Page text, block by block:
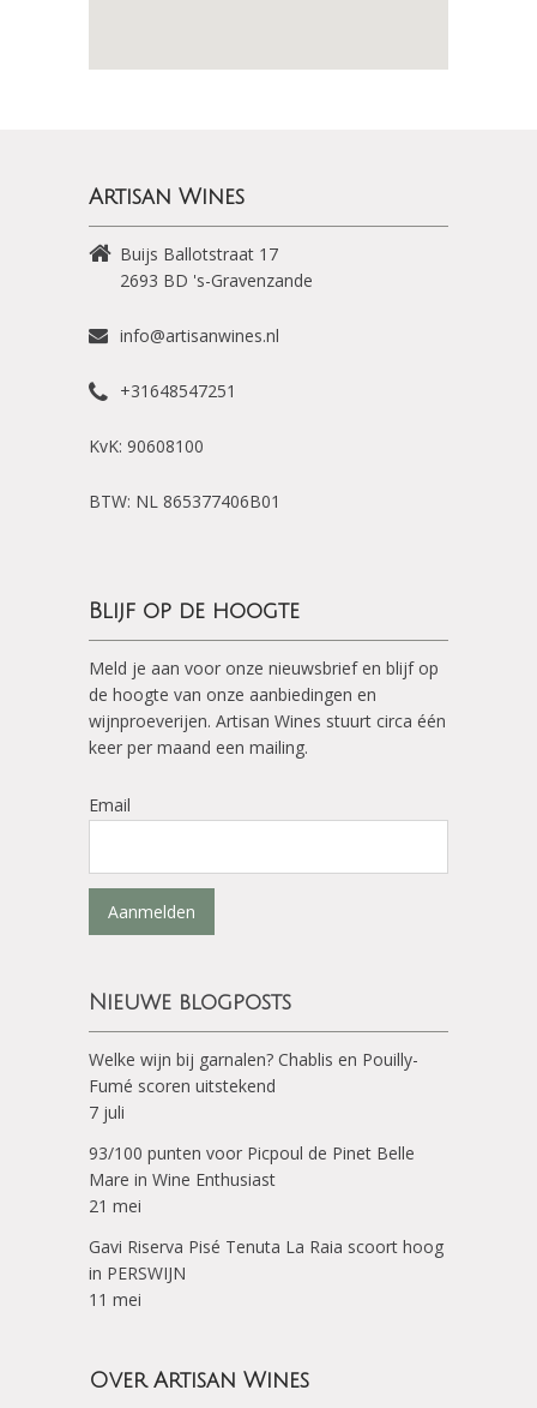
Artisan Wines
Buijs Ballotstraat 17
2693 BD 's-Gravenzande
info@artisanwines.nl
+31648547251
KvK: 90608100
BTW: NL 865377406B01
Blijf op de hoogte
Meld je aan voor onze nieuwsbrief en blijf op
de hoogte van onze aanbiedingen en
wijnproeverijen. Artisan Wines stuurt circa één
keer per maand een mailing.
Email
Aanmelden
Nieuwe blogposts
Welke wijn bij garnalen? Chablis en Pouilly-
Fumé scoren uitstekend
7 juli
93/100 punten voor Picpoul de Pinet Belle
Mare in Wine Enthusiast
21 mei
Gavi Riserva Pisé Tenuta La Raia scoort hoog
in PERSWIJN
11 mei
Over Artisan Wines